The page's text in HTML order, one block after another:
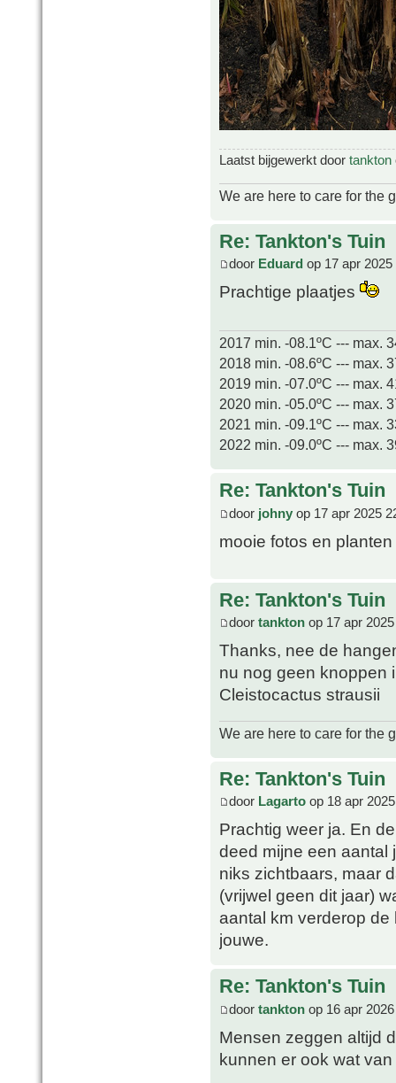
Laatst bijgewerkt door tankton
We are here to care for the
Re: Tankton's Tuin
door Eduard op 17 apr 2025
Prachtige plaatjes
2017 min. -08.1ºC --- max.
2018 min. -08.6ºC --- max.
2019 min. -07.0ºC --- max.
2020 min. -05.0ºC --- max.
2021 min. -09.1ºC --- max.
2022 min. -09.0ºC --- max.
Re: Tankton's Tuin
door johny op 17 apr 2025
mooie fotos en
Re: Tankton's Tuin
door tankton op 17 apr
Thanks, nee de
nu nog geen knoppen
Cleistocactus strausii
We are here to care for the
Re: Tankton's Tuin
door Lagarto op 18 apr
Prachtig weer ja. En
deed mijne een aantal
niks zichtbaars, maar
(vrijwel geen dit jaar)
aantal km verderop
jouwe.
Re: Tankton's Tuin
door tankton op 16 apr
Mensen zeggen altijd
kunnen er ook wat van